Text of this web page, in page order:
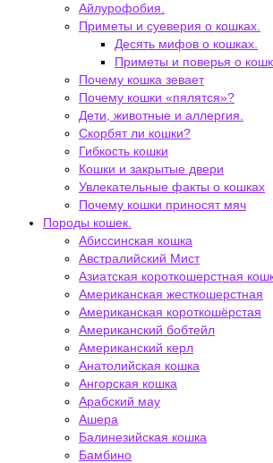
Айлурофобия.
Приметы и суеверия о кошках.
Десять мифов о кошках.
Приметы и поверья о
Почему кошка зевает
Почему кошки «пялятся»?
Дети, животные и аллергия.
Скорбят ли кошки?
Гибкость кошки
Кошки и закрытые двери
Увлекательные факты о кошках
Почему кошки приносят мяч
Породы кошек.
Абиссинская кошка
Австралийский Мист
Азиатская короткошерстная
Американская жесткошерстная
Американская короткошёрстая
Американский бобтейл
Американский керл
Анатолийская кошка
Ангорская кошка
Арабский мау
Ашера
Балинезийская кошка
Бамбино